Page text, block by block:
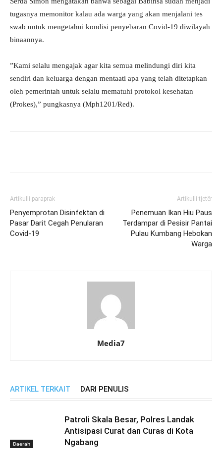
tugasnya memonitor kalau ada warga yang akan menjalani tes
swab untuk mengetahui kondisi penyebaran Covid-19 diwilayah
binaannya.
”Kami selalu mengajak agar kita semua melindungi diri kita
sendiri dan keluarga dengan mentaati apa yang telah ditetapkan
oleh pemerintah untuk selalu mematuhi protokol kesehatan
(Prokes),” pungkasnya (Mph1201/Red).
Artikulli paraprak
Penyemprotan Disinfektan di
Pasar Darit Cegah Penularan
Covid-19
Artikulli tjetër
Penemuan Ikan Hiu Paus
Terdampar di Pesisir Pantai
Pulau Kumbang Hebokan
Warga
Media7
ARTIKEL TERKAIT DARI PENULIS
Daerah
Patroli Skala Besar, Polres Landak
Antisipasi Curat dan Curas di Kota
Ngabang